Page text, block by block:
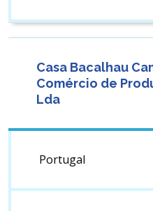
Casa Bacalhau
Comércio de
Lda
Portugal